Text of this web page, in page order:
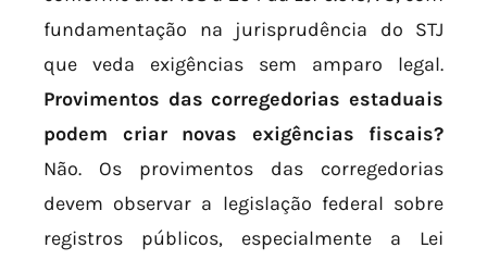
fundamentação na jurisprudência do STJ
que veda exigências sem amparo legal.
Provimentos das corregedorias estaduais
podem criar novas exigências fiscais?
Não. Os provimentos das corregedorias
devem observar a legislação federal sobre
registros públicos, especialmente a Lei